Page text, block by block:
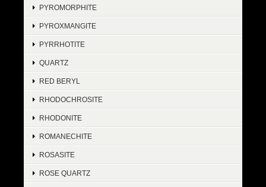
PYROMORPHITE
PYROXMANGITE
PYRRHOTITE
QUARTZ
RED BERYL
RHODOCHROSITE
RHODONITE
ROMANECHITE
ROSASITE
ROSE QUARTZ